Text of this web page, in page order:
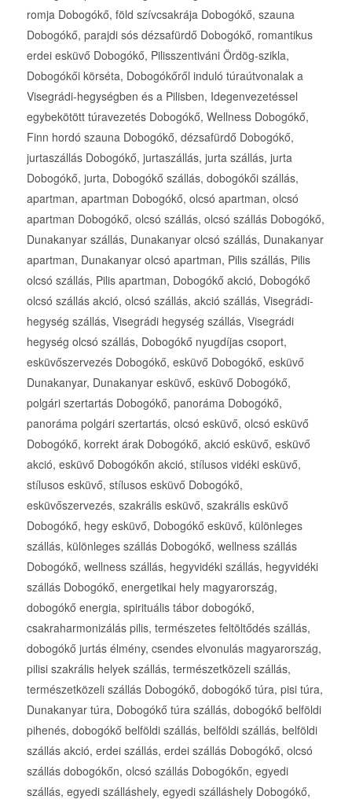
romja Dobogókő, föld szívcsakrája Dobogókő, szauna
Dobogókő, parajdi sós dézsafürdő Dobogókő, romantikus
erdei esküvő Dobogókő, Pilisszentiváni Ördög-szikla,
Dobogókői körséta, Dobogókőről induló túraútvonalak a
Visegrádi-hegységben és a Pilisben, Idegenvezetéssel
egybekötött túravezetés Dobogókő, Wellness Dobogókő,
Finn hordó szauna Dobogókő, dézsafürdő Dobogókő,
jurtaszállás Dobogókő, jurtaszállás, jurta szállás, jurta
Dobogókő, jurta, Dobogókő szállás, dobogókői szállás,
apartman, apartman Dobogókő, olcsó apartman, olcsó
apartman Dobogókő, olcsó szállás, olcsó szállás Dobogókő,
Dunakanyar szállás, Dunakanyar olcsó szállás, Dunakanyar
apartman, Dunakanyar olcsó apartman, Pilis szállás, Pilis
olcsó szállás, Pilis apartman, Dobogókő akció, Dobogókő
olcsó szállás akció, olcsó szállás, akció szállás, Visegrádi-
hegység szállás, Visegrádi hegység szállás, Visegrádi
hegység olcsó szállás, Dobogókő nyugdíjas csoport,
esküvőszervezés Dobogókő, esküvő Dobogókő, esküvő
Dunakanyar, Dunakanyar esküvő, esküvő Dobogókő,
polgári szertartás Dobogókő, panoráma Dobogókő,
panoráma polgári szertartás, olcsó esküvő, olcsó esküvő
Dobogókő, korrekt árak Dobogókő, akció esküvő, esküvő
akció, esküvő Dobogókőn akció, stílusos vidéki esküvő,
stílusos esküvő, stílusos esküvő Dobogókő,
esküvőszervezés, szakrális esküvő, szakrális esküvő
Dobogókő, hegy esküvő, Dobogókő esküvő, különleges
szállás, különleges szállás Dobogókő, wellness szállás
Dobogókő, wellness szállás, hegyvidéki szállás, hegyvidéki
szállás Dobogókő, energetikai hely magyarország,
dobogókő energia, spirituális tábor dobogókő,
csakraharmonizálás pilis, természetes feltöltődés szállás,
dobogókő jurtás élmény, csendes elvonulás magyarország,
pilisi szakrális helyek szállás, természetközeli szállás,
természetközeli szállás Dobogókő, dobogókő túra, pisi túra,
Dunakanyar túra, Dobogókő túra szállás, dobogókő belföldi
pihenés, dobogókő belföldi szállás, belföldi szállás, belföldi
szállás akció, erdei szállás, erdei szállás Dobogókő, olcsó
szállás dobogókőn, olcsó szállás Dobogókőn, egyedi
szállás, egyedi szálláshely, egyedi szálláshely Dobogókő,